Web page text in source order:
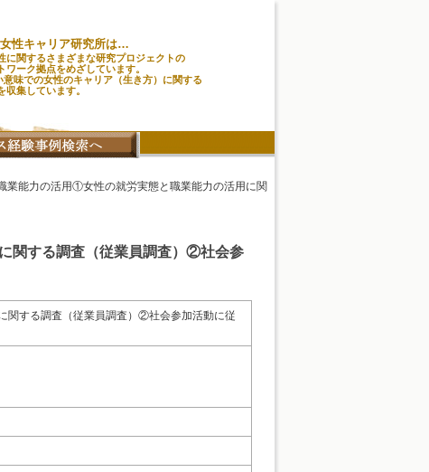
性キャリア研究所は…
に関するさまざまな研究プロジェクトの
ワーク拠点をめざしています。
意味での女性のキャリア（生き方）に関する
収集しています。
能力の活用①女性の就労実態と職業能力の活用に関
関する調査（従業員調査）②社会参
する調査（従業員調査）②社会参加活動に従